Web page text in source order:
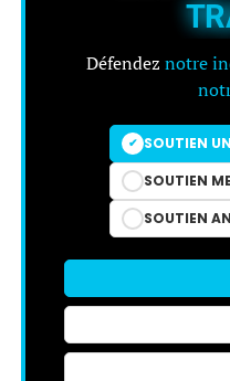
Défendez notre
SOUTIEN
SOUTIEN
SOUTIEN